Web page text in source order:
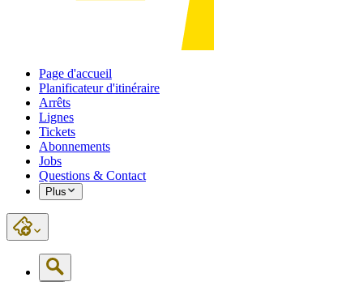
Page d'accueil
Planificateur d'itinéraire
Arrêts
Lignes
Tickets
Abonnements
Jobs
Questions & Contact
Plus